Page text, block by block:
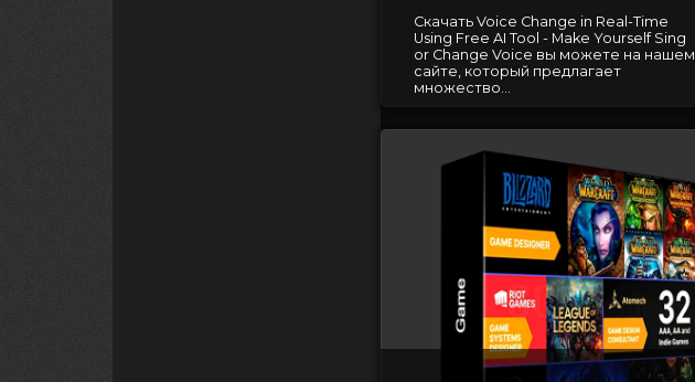
Скачать Voice Change in Real-Time
Using Free AI Tool - Make Yourself Sing
or Change Voice вы можете на нашем
сайте, который предлагает
множество...